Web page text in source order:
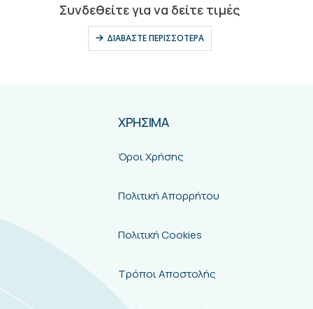
Συνδεθείτε για να δείτε τιμές
ΔΙΑΒΆΣΤΕ ΠΕΡΙΣΣΌΤΕΡΑ
ΧΡΗΣΙΜΑ
Όροι Χρήσης
Πολιτική Απορρήτου
Πολιτική Cookies
Τρόποι Αποστολής